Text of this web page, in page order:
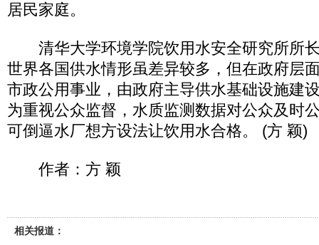
居民家庭。
清华大学环境学院饮用水安全研究所所
世界各国供水情形虽差异较多，但在政府层
市政公用事业，由政府主导供水基础设施建
为重视公众监督，水质监测数据对公众及时
可倒逼水厂想方设法让饮用水合格。 (方 颖)
作者：方 颖
相关报道：